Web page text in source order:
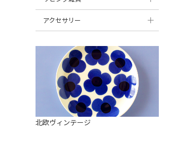
スープカップ
そば猪口・フリーカップ
ココット
薬味入れ
ミキシングボウル
すべて見る
すべて見る
貯金箱
オーナメント
クリーマー
スツール
バス・洗面用品
家具小物
小物入れ
アロマポット
アクセサリー
ペンダントトップ
すべて見る
北欧ヴィンテージ